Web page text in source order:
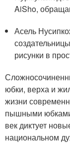
AiSho,
Асель
рисунки в
юбки, верха и
жизни
пышными
век диктует
национальном